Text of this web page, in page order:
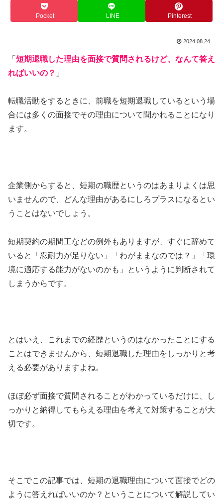
Pocket LINE Pinterest
2024.08.24
「 短期退職した理由を面接で質問されるけど、なんて答え
ればいいの？ 」
転職活動をするときに、前職を短期退職しているという場
合には多くの面接でその理由について聞かれることになり
ます。
企業側からすると、短期の職歴というのはあまりよくは思
いませんので、どんな理由があるにしろプラスになるとい
うことはないでしょう。
短期契約の期間工などの例外もありますが、すぐに辞めて
いると「忍耐力が足りない」「わがままなのでは？」「環
境に適応する能力がないのかも」というように判断されて
しまうからです。
とはいえ、これまでの経歴というのはなかったことにする
ことはできませんから、短期退職した理由をしっかりと考
える必要がありますよね。
ほぼ必ず面接で質問されることがわかっているだけに、し
っかりと納得してもらえる理由を考えて対策することが大
切です。
そこでこの記事では、短期の退職理由について面接でどの
ように答えればいいのか？ということについて解説してい